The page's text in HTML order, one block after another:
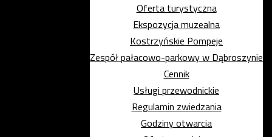
Oferta turystyczna
Ekspozycja muzealna
Kostrzyńskie Pompeje
Zespół pałacowo-parkowy w Dąbroszynie
Cennik
Usługi przewodnickie
Regulamin zwiedzania
Godziny otwarcia